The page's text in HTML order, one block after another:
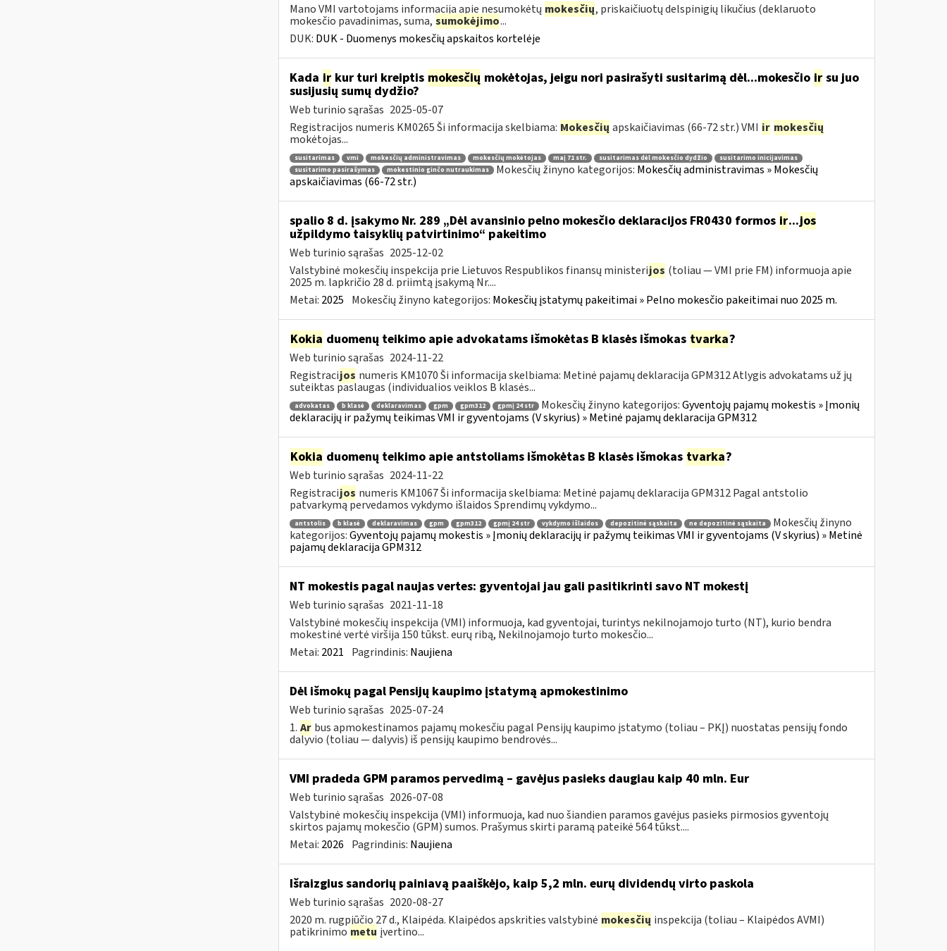
Mano VMI vartotojams informacija apie nesumokėtų mokesčių, priskaičiuotų delspinigių likučius (deklaruoto
mokesčio pavadinimas, suma, sumokėjimo...
DUK: DUK - Duomenys mokesčių apskaitos kortelėje
Kada irkur turi kreiptis mokesčių mokėtojas, jeigu nori pasirašyti susitarimą dėl...mokesčio irsu juo
susijusių sumų dydžio?
Web turinio sąrašas 2025-05-07
Registracijos numeris KM0265 Ši informacija skelbiama: Mokesčių apskaičiavimas (66-72 str.) VMI ir mokesčių
mokėtojas...
susitarimas vmi mokesčių administravimas mokesčių mokėtojas maį 71 str. susitarimas dėl mokesčio dydžio
susitarimo inicijavimas
susitarimo pasirašymas
mokestinio ginčo nutraukimas Mokesčių žinyno kategorijos: Mokesčių administravimas » Mokesčių
apskaičiavimas (66-72 str.)
spalio 8 d. įsakymo Nr. 289 „Dėl avansinio pelno mokesčio deklaracijos FR0430 formos ir...jos
užpildymo taisyklių patvirtinimo“ pakeitimo
Web turinio sąrašas 2025-12-02
Valstybinė mokesčių inspekcija prie Lietuvos Respublikos finansų ministerijos (toliau — VMI prie FM) informuoja apie
2025 m. lapkričio 28 d. priimtą įsakymą Nr....
Metai: 2025 Mokesčių žinyno kategorijos: Mokesčių įstatymų pakeitimai » Pelno mokesčio pakeitimai nuo 2025 m.
Kokia duomenų teikimo apie advokatams išmokėtas B klasės išmokas tvarka?
Web turinio sąrašas 2024-11-22
Registracijos numeris KM1070 Ši informacija skelbiama: Metinė pajamų deklaracija GPM312 Atlygis advokatams už jų
suteiktas paslaugas (individualios veiklos B klasės...
advokatas b klasė deklaravimas gpm gpm312 gpmį 24 str Mokesčių žinyno kategorijos:Gyventojų pajamų mokestis » Įmonių
deklaracijų ir pažymų teikimas VMI ir gyventojams (V skyrius) » Metinė pajamų deklaracija GPM312
Kokia duomenų teikimo apie antstoliams išmokėtas B klasės išmokas tvarka?
Web turinio sąrašas 2024-11-22
Registracijos numeris KM1067 Ši informacija skelbiama: Metinė pajamų deklaracija GPM312 Pagal antstolio
patvarkymą pervedamos vykdymo išlaidos Sprendimų vykdymo...
antstolis b klasė deklaravimas gpm gpm312 gpmį 24 str vykdymo išlaidos depozitinė sąskaita ne depozitinė sąskaita
Mokesčių žinyno
kategorijos:Gyventojų pajamų mokestis » Įmonių deklaracijų ir pažymų teikimas VMI ir gyventojams (V skyrius) » Metinė
pajamų deklaracija GPM312
NT mokestis pagal naujas vertes: gyventojai jau gali pasitikrinti savo NT mokestį
Web turinio sąrašas 2021-11-18
Valstybinė mokesčių inspekcija (VMI) informuoja, kad gyventojai, turintys nekilnojamojo turto (NT), kurio bendra
mokestinė vertė viršija 150 tūkst. eurų ribą, Nekilnojamojo turto mokesčio...
Metai: 2021 Pagrindinis: Naujiena
Dėl išmokų pagal Pensijų kaupimo įstatymą apmokestinimo
Web turinio sąrašas 2025-07-24
1. Ar bus apmokestinamos pajamų mokesčiu pagal Pensijų kaupimo įstatymo (toliau – PKĮ) nuostatas pensijų fondo
dalyvio (toliau — dalyvis) iš pensijų kaupimo bendrovės...
VMI pradeda GPM paramos pervedimą – gavėjus pasieks daugiau kaip 40 mln. Eur
Web turinio sąrašas 2026-07-08
Valstybinė mokesčių inspekcija (VMI) informuoja, kad nuo šiandien paramos gavėjus pasieks pirmosios gyventojų
skirtos pajamų mokesčio (GPM) sumos. Prašymus skirti paramą pateikė 564 tūkst....
Metai: 2026 Pagrindinis: Naujiena
Išraizgius sandorių painiavą paaiškėjo, kaip 5,2 mln. eurų dividendų virto paskola
Web turinio sąrašas 2020-08-27
2020 m. rugpjūčio 27 d., Klaipėda. Klaipėdos apskrities valstybinė mokesčių inspekcija (toliau – Klaipėdos AVMI)
patikrinimo metu įvertino...